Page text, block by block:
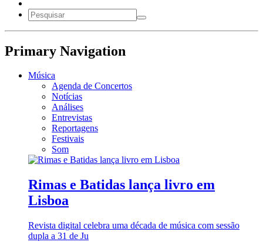
Primary Navigation
Música
Agenda de Concertos
Notícias
Análises
Entrevistas
Reportagens
Festivais
Som
Rimas e Batidas lança livro em
Lisboa
Revista digital celebra uma década de música com sessão
dupla a 31 de Ju